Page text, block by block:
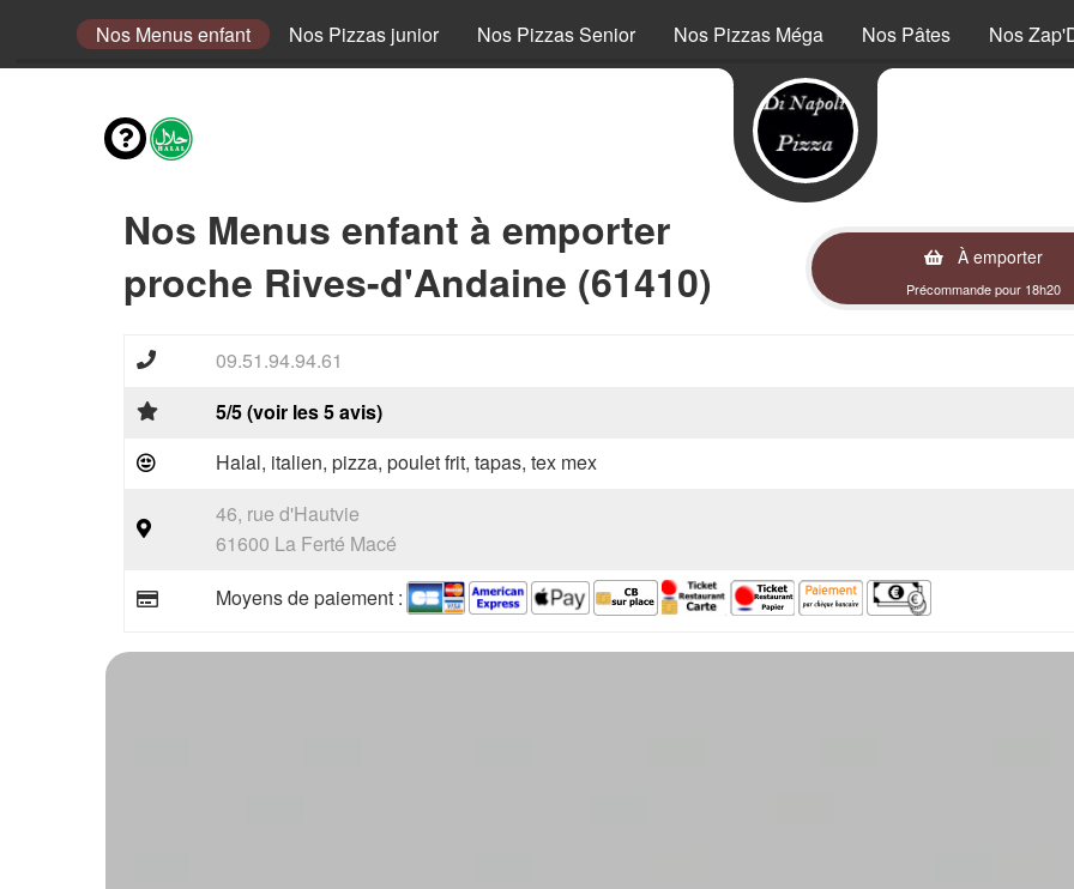
Nos Menus enfant Nos Pizzas junior Nos Pizzas Senior Nos Pizzas Méga Nos Pâtes Nos
Nos Menus enfant à emporter
proche Rives-d'Andaine (61410)
À emporter
Précommande pour 18h20
09.51.94.94.61
5/5 (voir les 5 avis)
Halal, italien, pizza, poulet frit, tapas, tex mex
46, rue d'Hautvie
61600 La Ferté Macé
Moyens de paiement :